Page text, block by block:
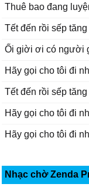
Thuê bao đang
Tết đến rồi sếp
Ối giời ơi có người
Hãy gọi cho tôi đi
Tết đến rồi sếp
Hãy gọi cho tôi đi
Hãy gọi cho tôi đi
Nhạc chờ Zenda